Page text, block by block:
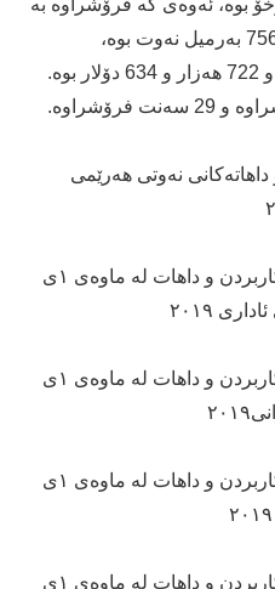
بوە، ئەوەی کە فرۆشراوە بە
بۆری 40 ملیۆن و 210 هەزار و 756 بەرمیل نەوت بوە،
داهاتەکەی 2ملیار و 102 ملیۆن و 722 هەزار و 634 دۆلار بوە.
نەوتی هەرێمی
بەرهەمی نەوت و هەناردە و بەکاربردن و داهات لە ماوەی ١ی
بەرهەمی نەوت و هەناردە و بەکاربردن و داهات لە ماوەی ١ی
بەرهەمی نەوت و هەناردە و بەکاربردن و داهات لە ماوەی ١ی
بەرهەمی نەوت و هەناردە و بەکاربردن و داهات لە ماوەی ١ی